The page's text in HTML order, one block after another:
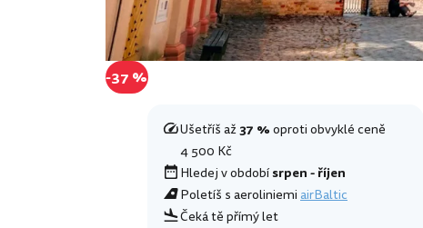
-37 %
Ušetříš až37 %oproti obvyklé ceně
4 500 Kč
Hledej v obdobísrpen - říjen
Poletíš s aeroliniemiairBaltic
Čeká tě přímý let